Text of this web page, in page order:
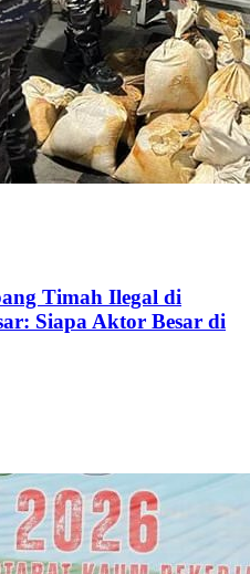
Timah Ilegal di
Siapa Aktor Besar di